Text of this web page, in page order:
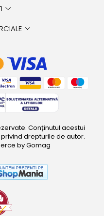
Conținutul acestui
drepturile de autor.
by Gomag